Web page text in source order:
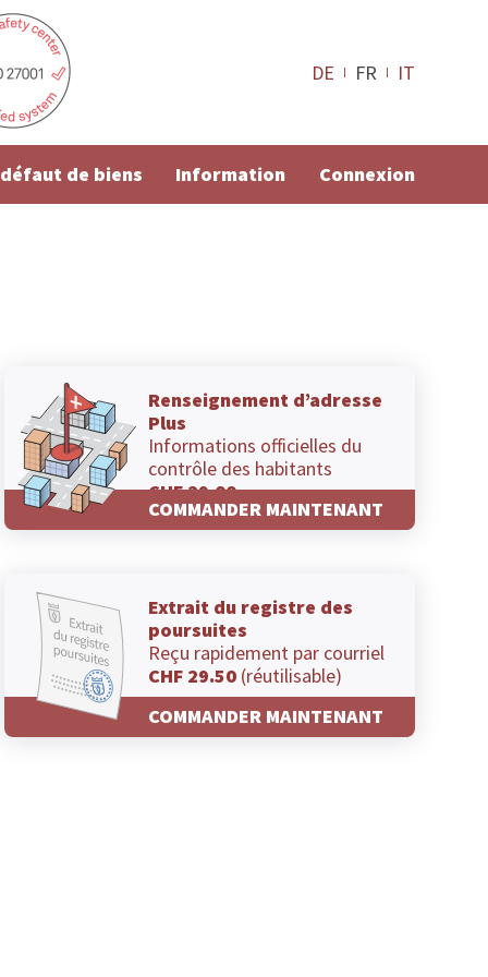
DE FR IT
de biens Information Connexion
Renseignement d’adresse
Plus
Informations officielles du
contrôle des habitants
CHF 29.00
COMMANDER MAINTENANT
Extrait du registre des
poursuites
Reçu rapidement par courriel
CHF 29.50 (réutilisable)
COMMANDER MAINTENANT